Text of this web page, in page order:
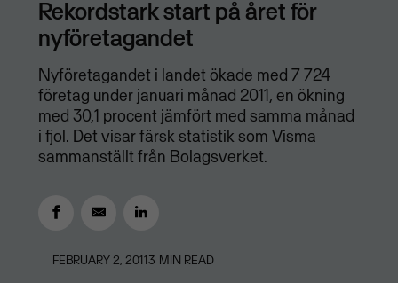
Rekordstark start på året för
nyföretagandet
Nyföretagandet i landet ökade med 7 724
företag under januari månad 2011, en ökning
med 30,1 procent jämfört med samma månad
i fjol. Det visar färsk statistik som Visma
sammanställt från Bolagsverket.
FEBRUARY 2, 20113 MIN READ